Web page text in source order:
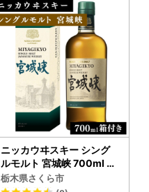
ニッカウヰスキー シング
ルモルト 宮城峡 700ml 箱
付き
栃木県さくら市